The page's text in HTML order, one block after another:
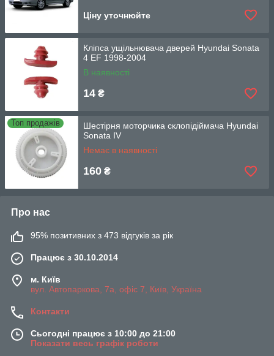
Ціну уточнюйте
Кліпса ущільнювача дверей Hyundai Sonata
4 EF 1998-2004
В наявності
14 ₴
Топ продажів
Шестірня моторчика склопідіймача Hyundai
Sonata IV
Немає в наявності
160 ₴
Про нас
95% позитивних з 473 відгуків за рік
Працює з 30.10.2014
м. Київ
вул. Автопаркова, 7а, офіс 7, Київ, Україна
Контакти
Сьогодні працює з 10:00 до 21:00
Показати весь графік роботи